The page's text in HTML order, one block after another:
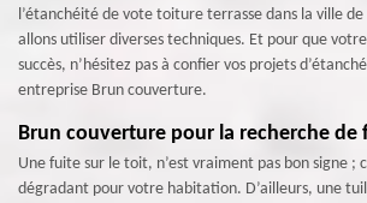
l’étanchéité de vote toiture terrasse dans la ville
allons utiliser diverses techniques. Et pour que
succès, n’hésitez pas à confier vos projets
entreprise Brun couverture.
Brun couverture pour la recherche
Une fuite sur le toit, n’est vraiment pas bon signe ;
dégradant pour votre habitation. D’ailleurs, une